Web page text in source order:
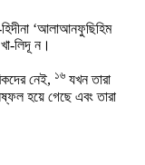
হিদীনা ‘আলাআনফুছিহিম
লিদূ ন।
নেই, ১৬ যখন তারা
হয়ে গেছে এবং তারা